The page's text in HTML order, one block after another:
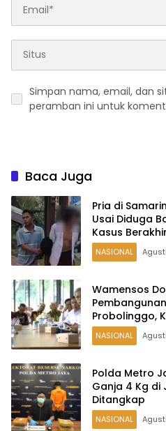
Simpan nama, email, dan
peramban ini untuk
Baca Juga
Pria di
Usai Diduga
Kasus
NASIONAL
Wamensos
Probolinggo,
Mandar
NASIONAL
Polda Metro
Ganja 4 Kg di
Ditangkap
NASIONAL